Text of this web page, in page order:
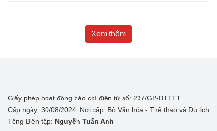
Xem thêm
Giấy phép hoạt động báo chí điện tử số: 237/GP-BTTTT
Cấp ngày: 30/08/2024; Nơi cấp: Bộ Văn hóa - Thể thao và Du lịch
Tổng Biên tập: Nguyễn Tuấn Anh